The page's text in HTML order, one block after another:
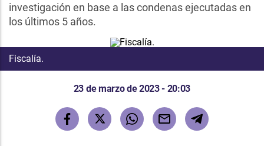
investigación en base a las condenas ejecutadas en
los últimos 5 años.
Fiscalía.
23 de marzo de 2023 - 20:03